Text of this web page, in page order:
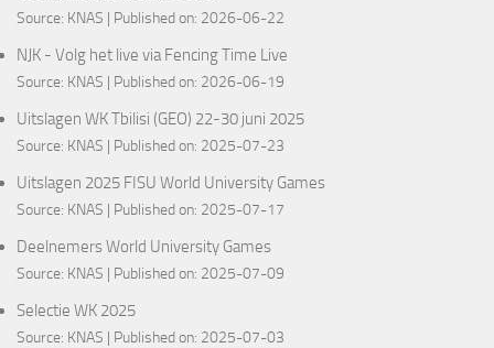
Source: KNAS Published on: 2026-06-22
NJK - Volg het live via Fencing Time Live
Source: KNAS Published on: 2026-06-19
Uitslagen WK Tbilisi (GEO) 22-30 juni 2025
Source: KNAS Published on: 2025-07-23
Uitslagen 2025 FISU World University Games
Source: KNAS Published on: 2025-07-17
Deelnemers World University Games
Source: KNAS Published on: 2025-07-09
Selectie WK 2025
Source: KNAS Published on: 2025-07-03